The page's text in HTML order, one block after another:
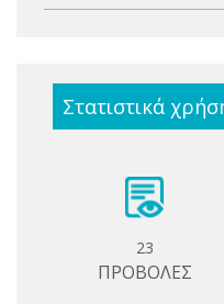
Στατιστικά
23
ΠΡΟΒΟΛΕΣ